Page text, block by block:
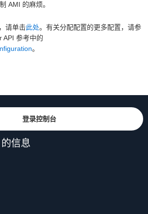
AMI 的麻烦。
请单击此处。有关分配配置的更多配置，请参
API 参考中的
。
登录控制台
信息